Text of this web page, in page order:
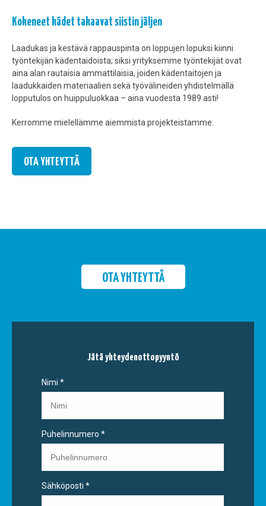
Kokeneet kädet takaavat siistin jäljen
Laadukas ja kestävä rappauspinta on loppujen lopuksi kiinni
työntekijän kädentaidoista; siksi yrityksemme työntekijät ovat
aina alan rautaisia ammattilaisia, joiden kädentaitojen ja
laadukkaiden materiaalien sekä työvälineiden yhdistelmällä
lopputulos on huippuluokkaa – aina vuodesta 1989 asti!
Kerromme mielellämme aiemmista projekteistamme.
OTA YHTEYTTÄ
OTA YHTEYTTÄ
Jätä yhteydenottopyyntö
Nimi *
Puhelinnumero *
Sähköposti *